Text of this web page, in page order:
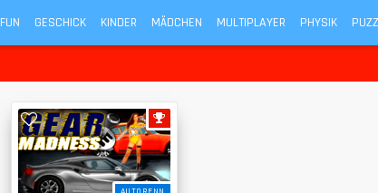
FUN GESCHICK KINDER MÄDCHEN MULTIPLAYER PHYSIK